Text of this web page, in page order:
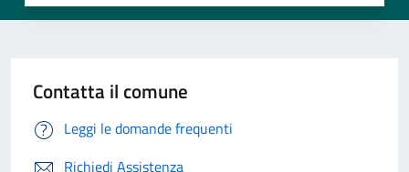
Contatta il comune
Leggi le domande frequenti
Richiedi Assistenza